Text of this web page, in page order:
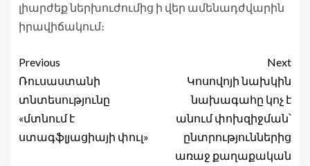
լիարժեք ներխուժումից ի վեր ամենադժվարին
իրավիճակում։
Previous
Ռուսաստանի
տնտեսությունը
«մտնում է
ստագֆլյացիայի փուլ»
Next
Կոսովոյի նախկին
նախագահը կոչ է
անում փոխզիջման՝
ընտրություններից
առաջ քաղաքական